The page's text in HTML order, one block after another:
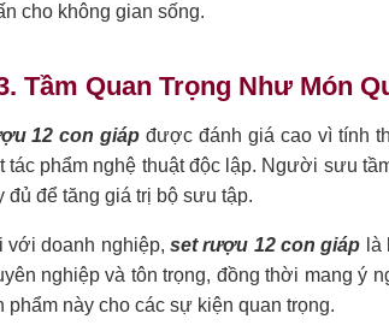
cho không gian sống.
Tầm Quan Trọng Như Món
12 con giáp được đánh giá cao vì tính
tác phẩm nghệ thuật độc lập. Người sưu
đủ để tăng giá trị bộ sưu tập.
với doanh nghiệp, set rượu 12 con giáp là
nghiệp và tôn trọng, đồng thời mang ý
phẩm này cho các sự kiện quan trọng.